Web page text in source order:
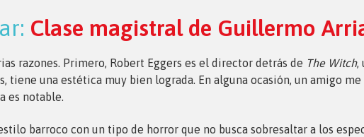
Clase magistral de Guillermo
razones. Primero, Robert Eggers es el director detrás de The Witch,
tiene una estética muy bien lograda. En alguna ocasión, un amigo
es notable.
barroco con un tipo de horror que no busca sobresaltar a los